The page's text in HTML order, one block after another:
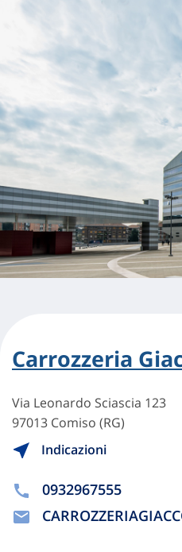
Carrozzeria
Via Leonardo Sciascia 123
97013 Comiso (RG)
Indicazioni
0932967555